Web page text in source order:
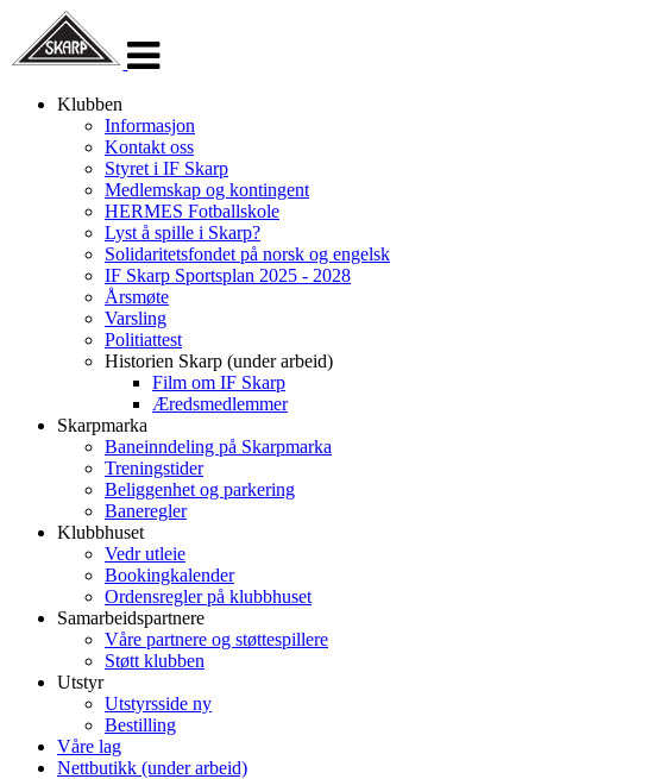
navigasjon
Klubben
Informasjon
Kontakt oss
Styret i IF Skarp
Medlemskap og kontingent
HERMES Fotballskole
Lyst å spille i Skarp?
Solidaritetsfondet på norsk og engelsk
IF Skarp Sportsplan 2025 - 2028
Årsmøte
Varsling
Politiattest
Historien Skarp (under arbeid)
Film om IF Skarp
Æredsmedlemmer
Skarpmarka
Baneinndeling på Skarpmarka
Treningstider
Beliggenhet og parkering
Baneregler
Klubbhuset
Vedr utleie
Bookingkalender
Ordensregler på klubbhuset
Samarbeidspartnere
Våre partnere og støttespillere
Støtt klubben
Utstyr
Utstyrsside ny
Bestilling
Våre lag
Nettbutikk (under arbeid)